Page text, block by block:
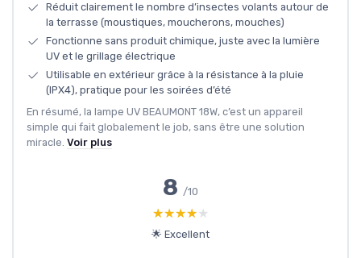
Réduit clairement le nombre d’insectes volants autour de
la terrasse (moustiques, moucherons, mouches)
Fonctionne sans produit chimique, juste avec la lumière
UV et le grillage électrique
Utilisable en extérieur grâce à la résistance à la pluie
(IPX4), pratique pour les soirées d’été
En résumé, la lampe UV BEAUMONT 18W, c’est un appareil
simple qui fait globalement le job, sans être une solution
miracle. Voir plus
8 /10
★★★★★
★★★★★
🌟 Excellent